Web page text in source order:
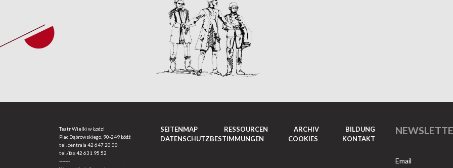
Teatr Wielki w Łodzi
Plac Dąbrowskiego, 90-249 Łódź
tel. centrala 42 647 20 00
tel./fax42 631 95 52
-------
SEITENMAP RESSOURCEN ARCHIV
BILDUNG
DATENSCHUTZBESTIMMUNGEN
COOKIES KONTAKT
Email